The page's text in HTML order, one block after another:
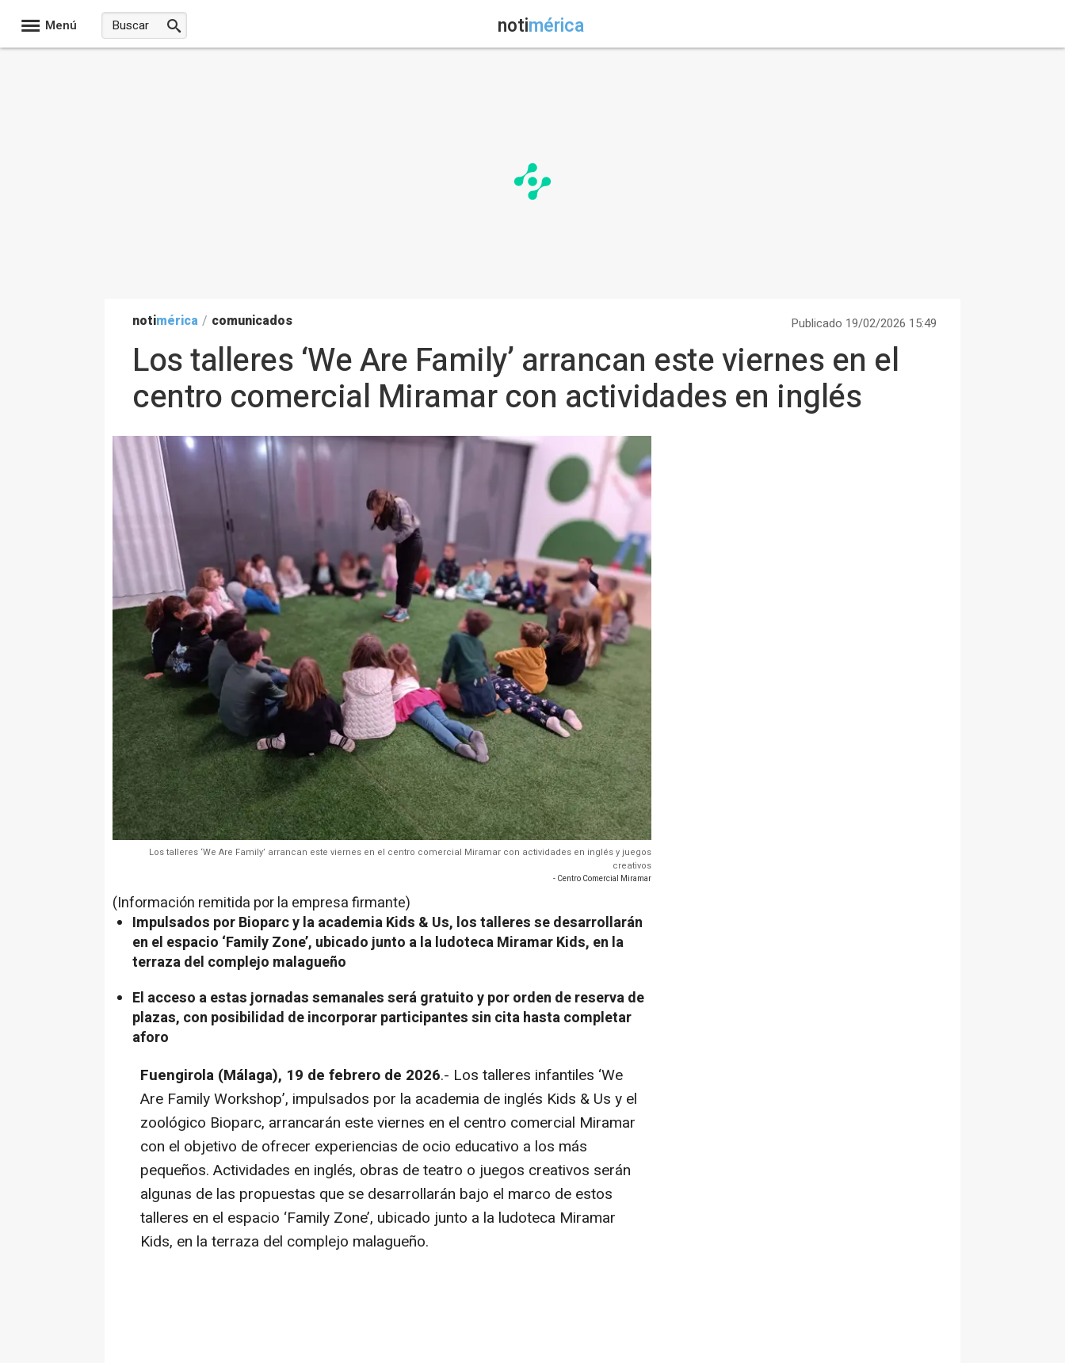
Menú notimérica
notimérica / comunicados Publicado 19/02/2026 15:49
Los talleres ‘We Are Family’ arrancan este viernes en el
centro comercial Miramar con actividades en inglés
Los talleres ‘We Are Family’ arrancan este viernes en el centro comercial Miramar con actividades en inglés y juegos
creativos
- Centro Comercial Miramar
(Información remitida por la empresa firmante)
Impulsados por Bioparc y la academia Kids & Us, los talleres se desarrollarán
en el espacio ‘Family Zone’, ubicado junto a la ludoteca Miramar Kids, en la
terraza del complejo malagueño
El acceso a estas jornadas semanales será gratuito y por orden de reserva de
plazas, con posibilidad de incorporar participantes sin cita hasta completar
aforo
Fuengirola (Málaga), 19 de febrero de 2026.- Los talleres infantiles ‘We
Are Family Workshop’, impulsados por la academia de inglés Kids & Us y el
zoológico Bioparc, arrancarán este viernes en el centro comercial Miramar
con el objetivo de ofrecer experiencias de ocio educativo a los más
pequeños. Actividades en inglés, obras de teatro o juegos creativos serán
algunas de las propuestas que se desarrollarán bajo el marco de estos
talleres en el espacio ‘Family Zone’, ubicado junto a la ludoteca Miramar
Kids, en la terraza del complejo malagueño.